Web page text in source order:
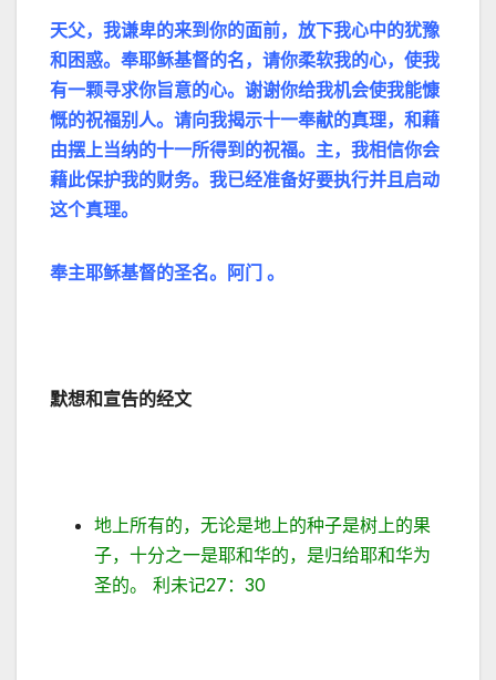
天父，我谦卑的来到你的面前，放下我心中的犹豫
和困惑。奉耶稣基督的名，请你柔软我的心，使我
有一颗寻求你旨意的心。谢谢你给我机会使我能慷
慨的祝福别人。请向我揭示十一奉献的真理，和藉
由摆上当纳的十一所得到的祝福。主，我相信你会
藉此保护我的财务。我已经准备好要执行并且启动
这个真理。
奉主耶稣基督的圣名。阿门 。
默想和宣告的经文
地上所有的，无论是地上的种子是树上的果
子，十分之一是耶和华的，是归给耶和华为
圣的。 利未记27：30